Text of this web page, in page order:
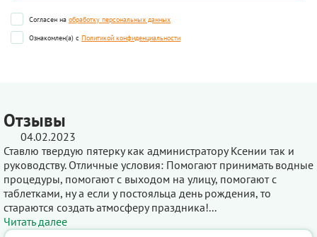
Согласен на обработку персональных данных
Ознакомлен(а) с Политикой конфиденциальности
Отзывы
04.02.2023
Ставлю твердую пятерку как администратору Ксении так и
руководству. Отличные условия: Помогают принимать водные
процедуры, помогают с выходом на улицу, помогают с
таблетками, ну а если у постояльца день рождения, то
стараются создать атмосферу праздника!...
Читать далее